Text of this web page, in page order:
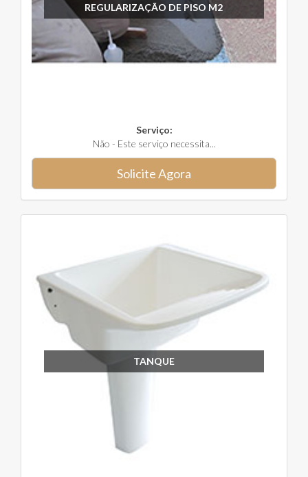
REGULARIZAÇÃO DE PISO M2
Serviço:
Não - Este serviço necessita...
Solicite Agora
TANQUE